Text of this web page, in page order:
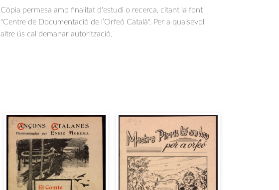
Còpia permesa amb finalitat d'estudi o recerca, citant la font
"Centre de Documentació de l’Orfeó Català". Per a qualsevol
altre ús cal demanar autorització.